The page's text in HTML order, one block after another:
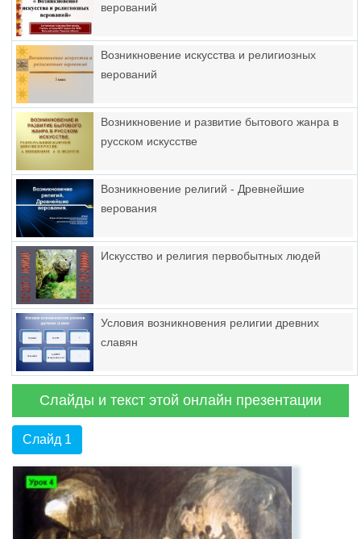
верований
Возникновение искусства и религиозных
верований
Возникновение и развитие бытового жанра в
русском искусстве
Возникновение религий - Древнейшие
верования
Искусство и религия первобытных людей
Условия возникновения религии древних
славян
Слайды и текст этой онлайн презентации
Слайд 1